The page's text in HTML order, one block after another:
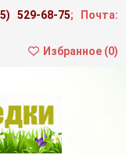
529-68-75; Почта:
Избранное (0)